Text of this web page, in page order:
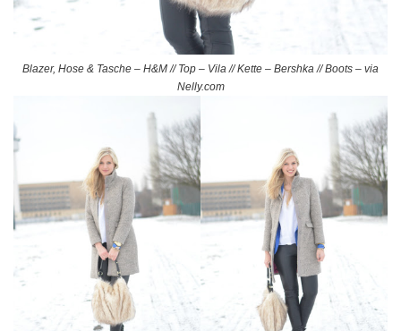
Blazer, Hose & Tasche – H&M // Top – Vila // Kette – Bershka // Boots – via
Nelly.com